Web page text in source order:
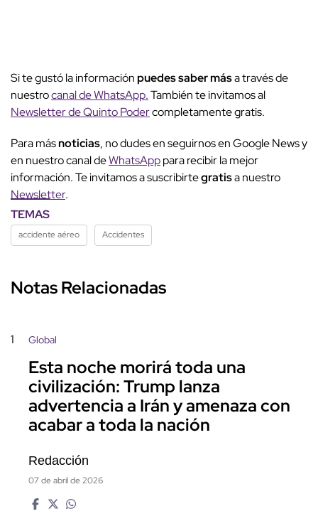
Si te gustó la informaciónpuedes saber mása través de
nuestrocanal de WhatsApp.También te invitamos al
Newsletter de Quinto Podercompletamente gratis.
Para másnoticias, no dudes en seguirnos en Google News y
en nuestro canal deWhatsApppara recibir la mejor
información. Te invitamos a suscribirtegratisa nuestro
Newsletter.
TEMAS
accidente aéreo Accidentes
Notas Relacionadas
1 Global
Esta noche morirá toda una
civilización: Trump lanza
advertencia a Irán y amenaza con
acabar a toda la nación
Redacción
07 de abril de 2026